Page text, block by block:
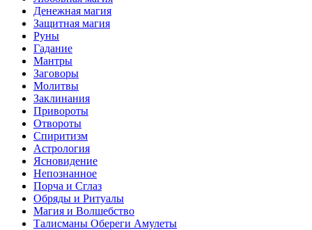
Денежная магия
Защитная магия
Руны
Гадание
Мантры
Заговоры
Молитвы
Заклинания
Привороты
Отвороты
Спиритизм
Астрология
Ясновидение
Непознанное
Порча и Сглаз
Обряды и Ритуалы
Магия и Волшебство
Талисманы Обереги Амулеты